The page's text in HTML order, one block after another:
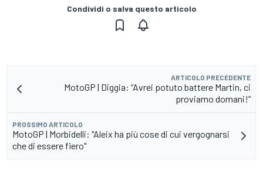
Condividi o salva questo articolo
ARTICOLO PRECEDENTE
MotoGP | Diggia: “Avrei potuto battere Martin, ci
proviamo domani!”
PROSSIMO ARTICOLO
MotoGP | Morbidelli: "Aleix ha più cose di cui vergognarsi
che di essere fiero"